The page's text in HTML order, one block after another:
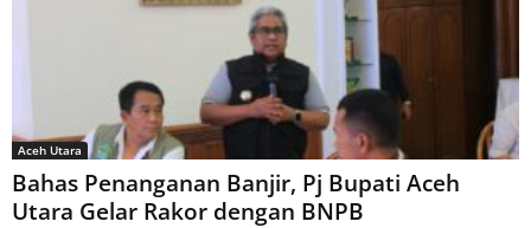
Aceh Utara
Bahas Penanganan Banjir, Pj Bupati Aceh
Utara Gelar Rakor dengan BNPB